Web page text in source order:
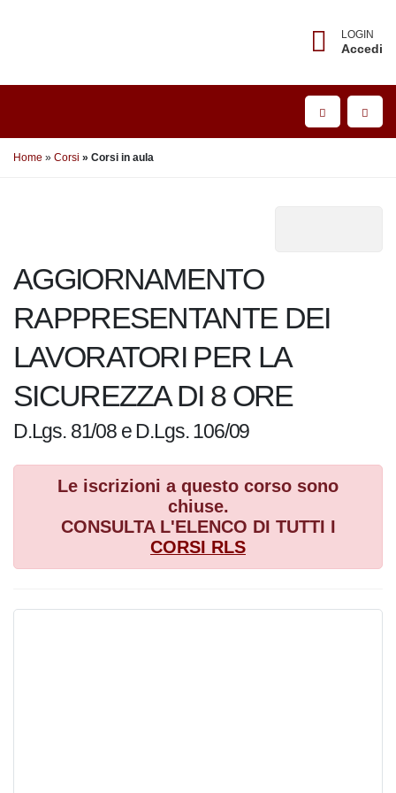
LOGIN
Accedi
Home Corsi Corsi in aula
DEI LAVORATORI PER LA
SICUREZZA DI 8 ORE
D.Lgs. 81/08 e D.Lgs. 106/09
Le iscrizioni a questo corso sono
chiuse.
CONSULTA L'ELENCO DI TUTTI ICORSI
RLS